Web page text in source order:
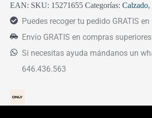
EAN: SKU: 15271655 Categorías: Calzado,
Puedes recoger tu pedido GRATIS
Envío GRATIS en compras
Si necesitas ayuda mándanos un
646.436.563